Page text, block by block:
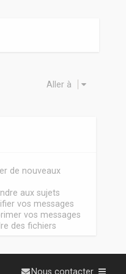
Aller à
de nouveaux
aux sujets
vos messages
vos messages
des fichiers
Nous contacter